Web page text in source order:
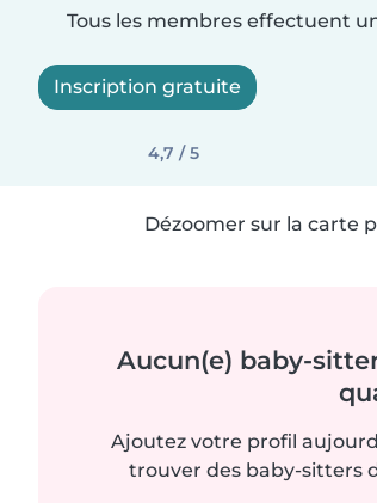
Tous les membres effectuent
Inscription gratuite
4,7 / 5
Dézoomer sur la carte
Aucun(e) baby-
Ajoutez votre profil
trouver des baby-sitters